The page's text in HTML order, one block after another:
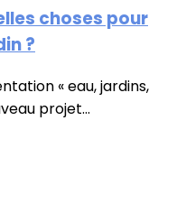
choses pour
?
« eau, jardins,
projet...